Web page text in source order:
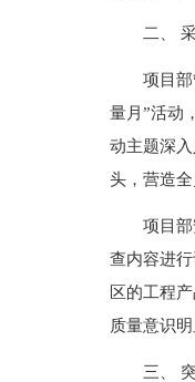
二、
项目
量月”活动
动主题深
头，营造全
项目
查内容进
区的工程
质量意识
三、